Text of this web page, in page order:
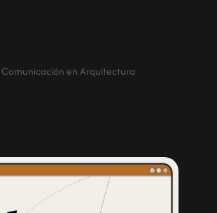
en Arquitectura